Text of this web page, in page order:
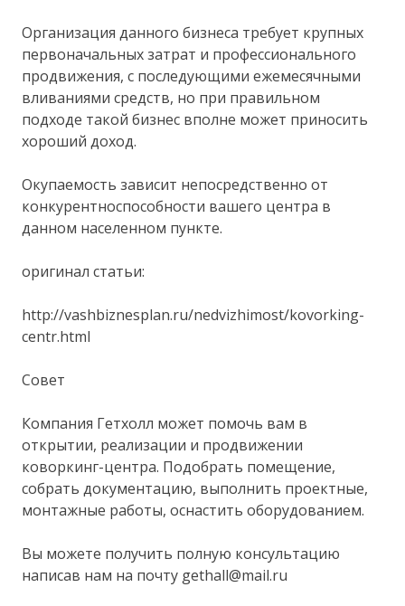
Организация данного бизнеса требует крупных
первоначальных затрат и профессионального
продвижения, с последующими ежемесячными
вливаниями средств, но при правильном
подходе такой бизнес вполне может приносить
хороший доход.
Окупаемость зависит непосредственно от
конкурентноспособности вашего центра в
данном населенном пункте.
оригинал статьи:
http://vashbiznesplan.ru/nedvizhimost/kovorking-
centr.html
Совет
Компания Гетхолл может помочь вам в
открытии, реализации и продвижении
коворкинг-центра. Подобрать помещение,
собрать документацию, выполнить проектные,
монтажные работы, оснастить оборудованием.
Вы можете получить полную консультацию
написав нам на почту gethall@mail.ru